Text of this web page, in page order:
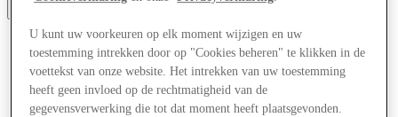
U kunt uw voorkeuren op elk moment wijzigen en uw
toestemming intrekken door op "Cookies beheren" te klikken in de
voettekst van onze website. Het intrekken van uw toestemming
heeft geen invloed op de rechtmatigheid van de
gegevensverwerking die tot dat moment heeft plaatsgevonden.